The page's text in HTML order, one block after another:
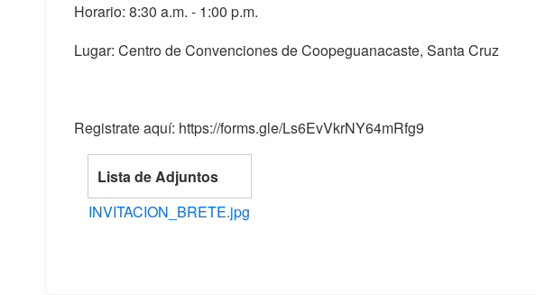
Horario: 8:30 a.m. - 1:00 p.m.
Lugar: Centro de Convenciones de Coopeguanacaste, Santa Cruz
Registrate aquí: https://forms.gle/Ls6EvVkrNY64mRfg9
Lista de Adjuntos
INVITACION_BRETE.jpg